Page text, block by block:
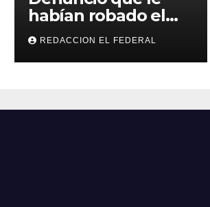
habían robado el
auto y terminó
confesando que su
hermano lo
REDACCION EL FEDERAL